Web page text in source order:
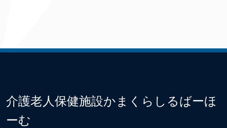
介護老人保健施設かまくらしるばーほ
ーむ